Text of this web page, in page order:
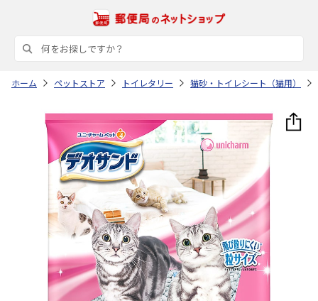
ホーム ペットストア トイレタリー 猫砂・トイレシート（猫用）